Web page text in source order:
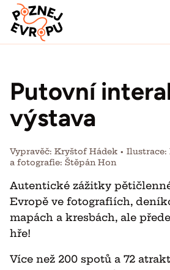
Přejít na obsah
Poznej Evropu
Putovní
výstava
Vypravěč: Kryštof Hádek • Ilustrace:
a fotografie: Štěpán Hon
Autentické zážitky
Evropě ve fotografiích,
mapách a kresbách, ale
hře!
Více než 200 spotů a 72